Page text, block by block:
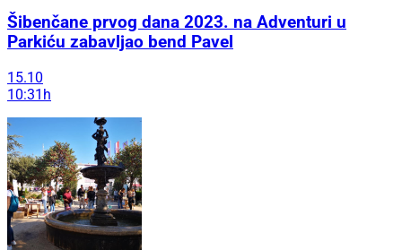
Šibenčane prvog dana 2023. na Adventuri u
Parkiću zabavljao bend Pavel
15.10
10:31h